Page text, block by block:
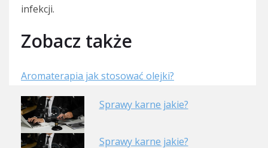
infekcji.
Zobacz także
Aromaterapia jak stosować olejki?
Sprawy karne jakie?
Sprawy karne jakie?